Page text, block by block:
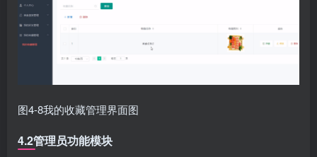
图4-8我的收藏管理界面图
4.2管理员功能模块